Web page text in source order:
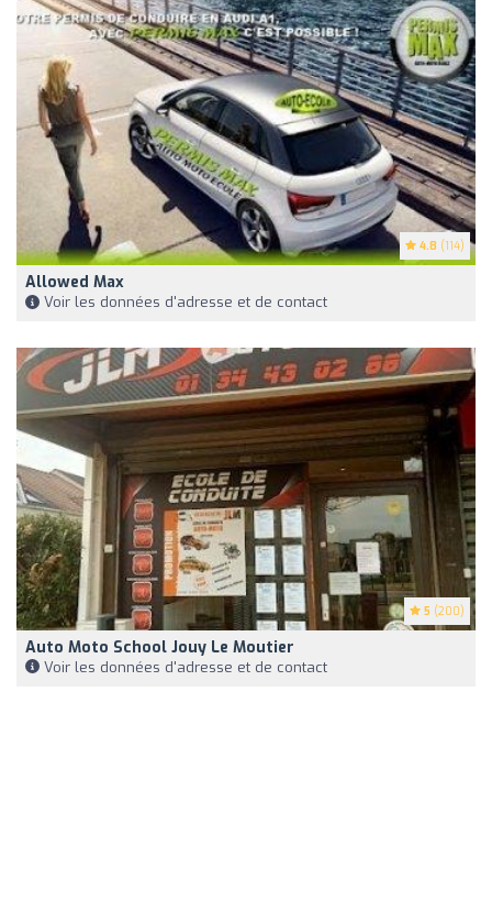
4.8 (114)
Allowed Max
Voir les données d'adresse et de contact
5 (200)
Auto Moto School Jouy Le Moutier
Voir les données d'adresse et de contact